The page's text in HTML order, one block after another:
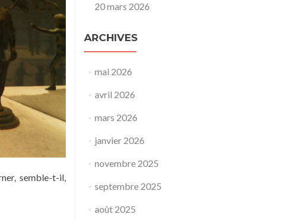
semble-t-il,
20 mars 2026
ARCHIVES
mai 2026
avril 2026
mars 2026
janvier 2026
novembre 2025
septembre 2025
août 2025